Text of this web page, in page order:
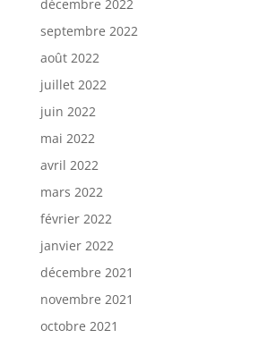
décembre 2022
septembre 2022
août 2022
juillet 2022
juin 2022
mai 2022
avril 2022
mars 2022
février 2022
janvier 2022
décembre 2021
novembre 2021
octobre 2021